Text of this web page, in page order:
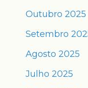
Outubro 2025
Setembro
Agosto 2025
Julho 2025